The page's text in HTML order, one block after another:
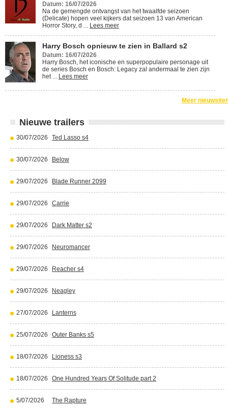
Datum: 16/07/2026
Na de gemengde ontvangst van het twaalfde seizoen
(Delicate) hopen veel kijkers dat seizoen 13 van American
Horror Story, d ... Lees meer
Harry Bosch opnieuw te zien in Ballard s2
Datum: 16/07/2026
Harry Bosch, het iconische en superpopulaire personage uit
de series Bosch en Bosch: Legacy zal andermaal te zien zijn
het ... Lees meer
Meer
Nieuwe trailers
30/07/2026 Ted Lasso s4
30/07/2026 Below
29/07/2026 Blade Runner 2099
29/07/2026 Carrie
29/07/2026 Dark Matter s2
29/07/2026 Neuromancer
29/07/2026 Reacher s4
29/07/2026 Neagley
27/07/2026 Lanterns
25/07/2026 Outer Banks s5
18/07/2026 Lioness s3
18/07/2026 One Hundred Years Of Solitude part 2
5/07/2026 The Rapture